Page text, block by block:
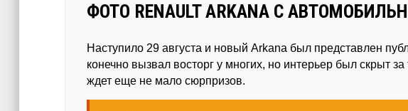
ФОТО RENAULT ARKANA С
Наступило 29 августа и новый Arkana был представлен
конечно вызвал восторг у многих, но интерьер был скрыт
ждет еще не мало сюрпризов.